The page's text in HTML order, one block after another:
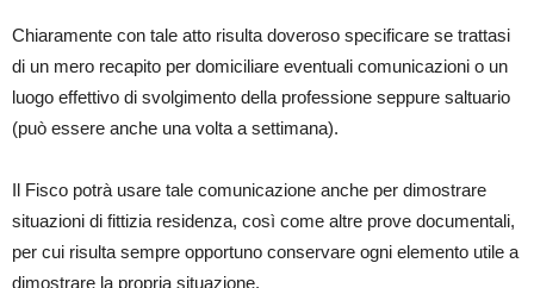
Chiaramente con tale atto risulta doveroso specificare se trattasi
di un mero recapito per domiciliare eventuali comunicazioni o un
luogo effettivo di svolgimento della professione seppure saltuario
(può essere anche una volta a settimana).
Il Fisco potrà usare tale comunicazione anche per dimostrare
situazioni di fittizia residenza, così come altre prove documentali,
per cui risulta sempre opportuno conservare ogni elemento utile a
dimostrare la propria situazione.